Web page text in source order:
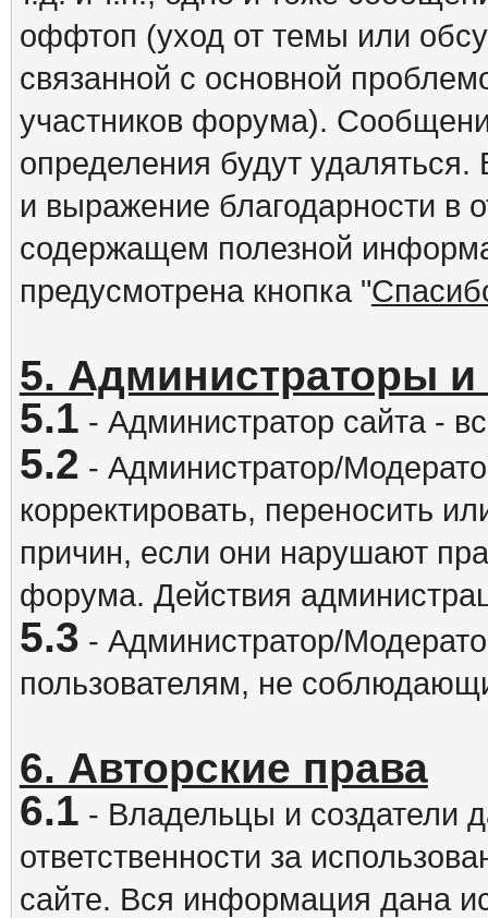
оффтоп (уход от темы или
связанной с основной
участников форума).
определения будут
и выражение благодарности в
содержащем полезной
предусмотрена кнопка "
5. Администраторы
5.1 - Администратор сайта -
5.2 - Администратор/
корректировать, переносить
причин, если они нарушают
форума. Действия
5.3 - Администратор/
пользователям, не
6. Авторские права
6.1 - Владельцы и создатели
ответственности за
сайте. Вся информация дана